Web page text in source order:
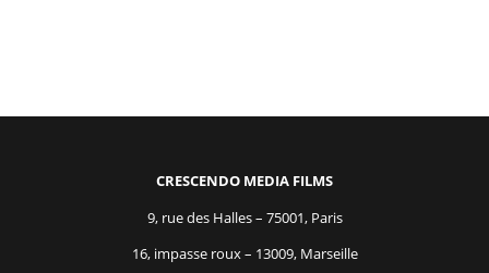
CRESCENDO MEDIA FILMS
9, rue des Halles – 75001, Paris
16, impasse roux – 13009, Marseille